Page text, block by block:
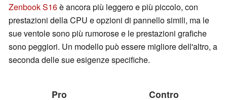
Zenbook S16è ancora più leggero e più piccolo, con
prestazioni della CPU e opzioni di pannello simili, ma le
sue ventole sono più rumorose e le prestazioni grafiche
sono peggiori. Un modello può essere migliore dell'altro, a
seconda delle sue esigenze specifiche.
Pro Contro